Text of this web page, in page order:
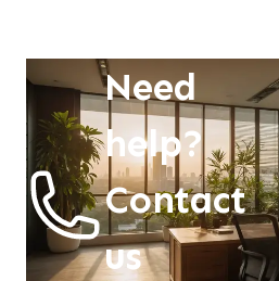
Need
help?
Contact
us